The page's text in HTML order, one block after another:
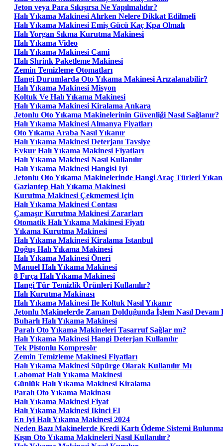
Jeton veya Para Sıkışırsa Ne Yapılmalıdır?
Halı Yıkama Makinesi Alırken Nelere Dikkat Edilmeli
Halı Yıkama Makinesi Emiş Gücü Kaç Kpa Olmalı
Halı Yorgan Sıkma Kurutma Makinesi
Halı Yıkama Video
Halı Yıkama Makinesi Cami
Halı Shrink Paketleme Makinesi
Zemin Temizleme Otomatları
Hangi Durumlarda Oto Yıkama Makinesi Arızalanabilir?
Halı Yıkama Makinesi Misyon
Koltuk Ve Halı Yıkama Makinesi
Halı Yıkama Makinesi Kiralama Ankara
Jetonlu Oto Yıkama Makinelerinin Güvenliği Nasıl Sağlanır?
Halı Yıkama Makinesi Almanya Fiyatları
Oto Yıkama Araba Nasıl Yıkanır
Halı Yıkama Makinesi Deterjanı Tavsiye
Evkur Halı Yıkama Makinesi Fiyatları
Halı Yıkama Makinesi Nasıl Kullanılır
Halı Yıkama Makinesi Hangisi Iyi
Jetonlu Oto Yıkama Makinelerinde Hangi Araç Türleri
Gaziantep Halı Yıkama Makinesi
Kurutma Makinesi Çekmemesi Için
Halı Yıkama Makinesi Contası
Çamaşır Kurutma Makinesi Zararları
Otomatik Halı Yıkama Makinesi Fiyatı
Yıkama Kurutma Makinesi
Halı Yıkama Makinesi Kiralama Istanbul
Doğuş Halı Yıkama Makinesi
Halı Yıkama Makinesi Öneri
Manuel Halı Yıkama Makinesi
8 Fırça Halı Yıkama Makinesi
Hangi Tür Temizlik Ürünleri Kullanılır?
Halı Kurutma Makinası
Halı Yıkama Makinesi Ile Koltuk Nasıl Yıkanır
Jetonlu Makinelerde Zaman Dolduğunda İşlem Nasıl Devam
Buharlı Halı Yıkama Makinesi
Paralı Oto Yıkama Makineleri Tasarruf Sağlar mı?
Halı Yıkama Makinesi Hangi Deterjan Kullanılır
Tek Pistonlu Kompresör
Zemin Temizleme Makinesi Fiyatları
Halı Yıkama Makinesi Süpürge Olarak Kullanılır Mı
Labomat Halı Yıkama Makinesi
Günlük Halı Yıkama Makinesi Kiralama
Paralı Oto Yıkama Makinası
Halı Yıkama Makinesi Fiyat
Halı Yıkama Makinesi Ikinci El
En Iyi Halı Yıkama Makinesi 2024
Neden Bazı Makinelerde Kredi Kartı Ödeme Sistemi
Kışın Oto Yıkama Makineleri Nasıl Kullanılır?